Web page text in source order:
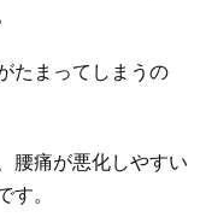
たまってしまうの
腰痛が悪化しやすい
。